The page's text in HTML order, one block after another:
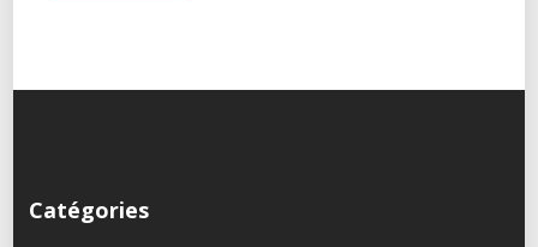
Catégories